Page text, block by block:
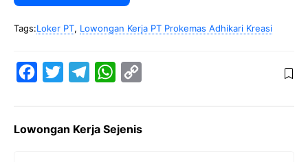
Tags:Loker PT, Lowongan Kerja PT Prokemas Adhikari Kreasi
e
t
e
W
t
y
Lowongan Kerja Sejenis